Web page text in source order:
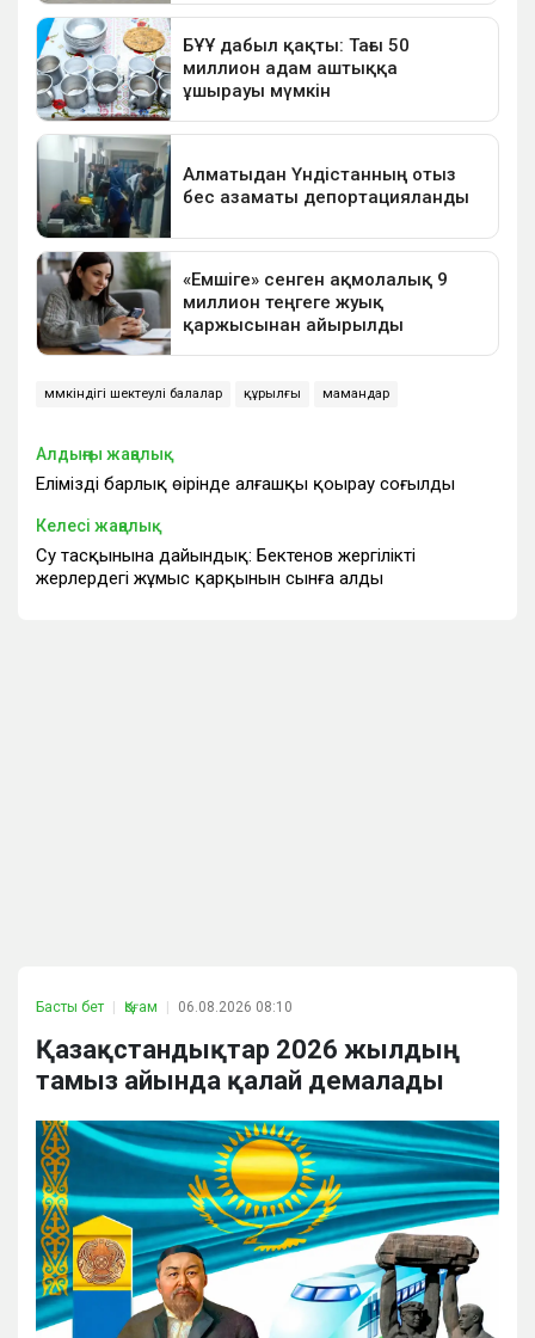
мүмкіндігі шектеулі балалар құрылғы мамандар
Алдыңғы жаңалық
Еліміздің барлық өңірінде алғашқы қоңырау соғылды
Келесі жаңалық
Су тасқынына дайындық: Бектенов жергілікті
жерлердегі жұмыс қарқынын сынға алды
Басты бет Қоғам 06.08.2026 08:10
Қазақстандықтар 2026 жылдың
тамыз айында қалай демалады